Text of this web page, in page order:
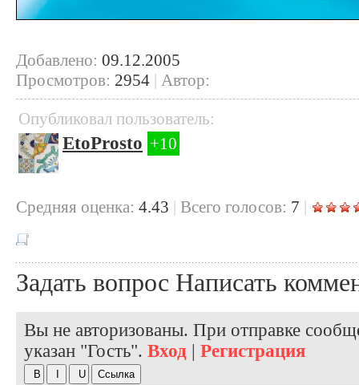
Добавлено: 09.12.2005
Просмотров: 2954 | Автор:
Опубликовал пользователь:
EtoProsto +10
Cредняя оценка: 4.43 | Всего голосов: 7 |
Задать вопрос Написать
Вы не авторизованы. При отправке
указан "Гость". Вход | Регистрация